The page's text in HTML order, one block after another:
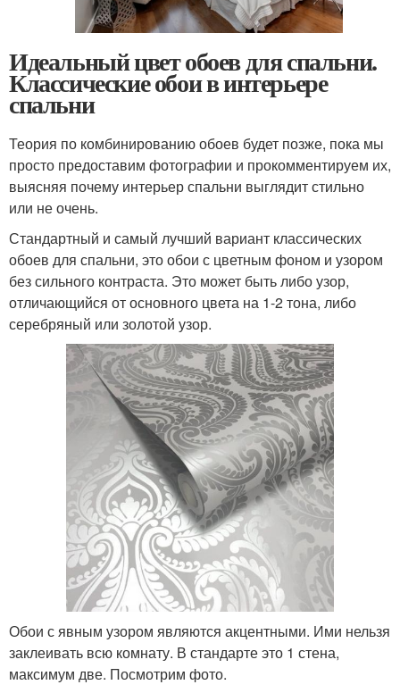
Идеальный цвет обоев для спальни.
Классические обои в интерьере
спальни
Теория по комбинированию обоев будет позже, пока мы
просто предоставим фотографии и прокомментируем их,
выясняя почему интерьер спальни выглядит стильно
или не очень.
Стандартный и самый лучший вариант классических
обоев для спальни, это обои с цветным фоном и узором
без сильного контраста. Это может быть либо узор,
отличающийся от основного цвета на 1-2 тона, либо
серебряный или золотой узор.
Обои с явным узором являются акцентными. Ими нельзя
заклеивать всю комнату. В стандарте это 1 стена,
максимум две. Посмотрим фото.